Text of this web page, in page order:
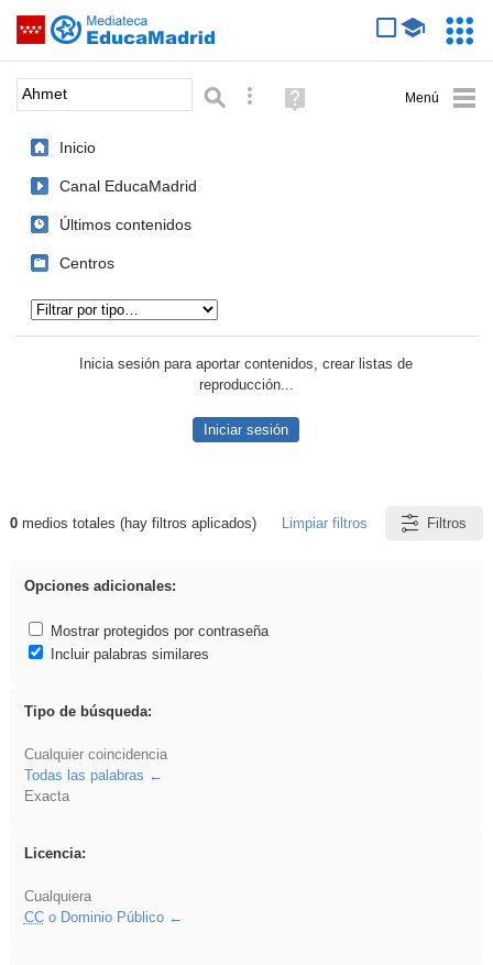
Saltar navegación
Palabra o frase: Búsqueda avanzada
Ayuda
(en
Inicio
Canal EducaMadrid
Últimos contenidos
Centros
Inicia sesión para aportar contenidos, crear listas de
reproducción...
Iniciar sesión
Resultados de: Ahmet
0medios totales (hay filtros aplicados) Limpiar filtros Filtros
Opciones adicionales:
Mostrar protegidos por contraseña
Incluir palabras similares
Tipo de búsqueda:
Cualquier coincidencia
Todas las palabras
Exacta
Licencia:
Cualquiera
CCo Dominio Público